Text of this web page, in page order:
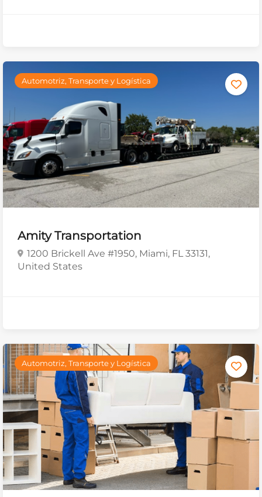
Automotriz, Transporte y Logística
Amity Transportation
1200 Brickell Ave #1950, Miami, FL 33131,
United States
Automotriz, Transporte y Logística